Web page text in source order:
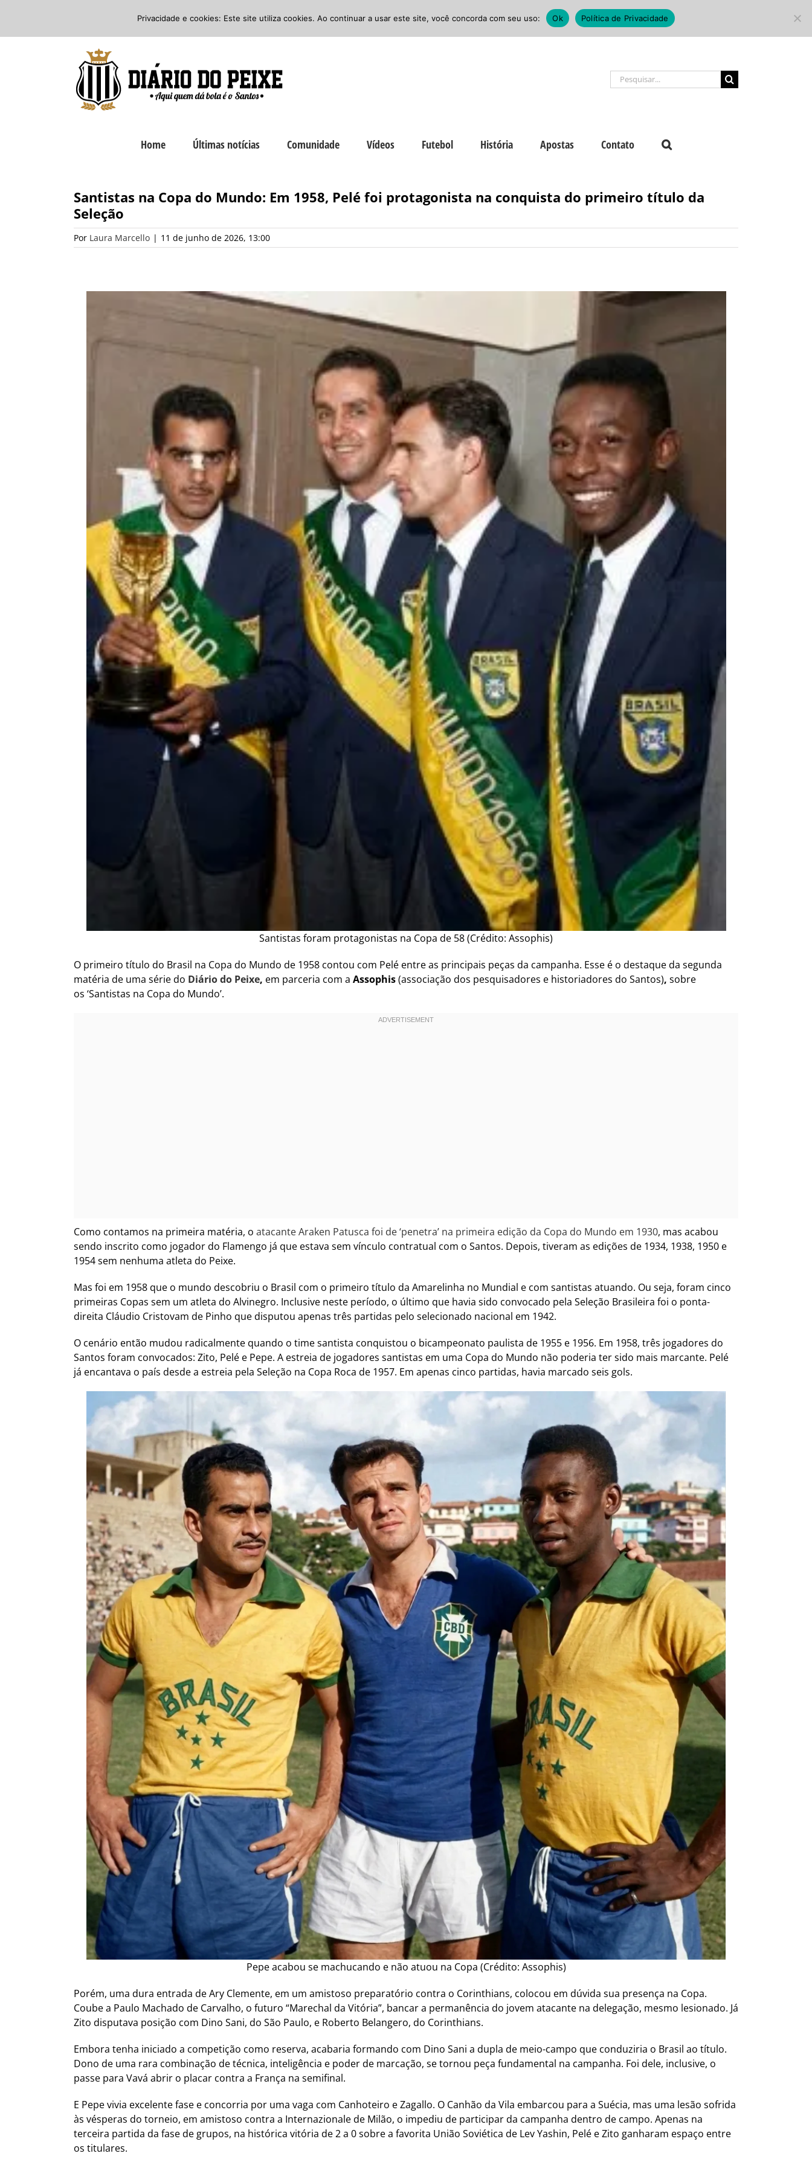
o
Facebook
Instagram
Buscar
resultados
Home Últimas notícias Comunidade Vídeos Futebol História Apostas Contato
Santistas na Copa do Mundo: Em 1958, Pelé foi protagonista na conquista do primeiro título da
Seleção
Por Laura Marcello | 11 de junho de 2026, 13:00
Santistas foram protagonistas na Copa de 58 (Crédito: Assophis)
O primeiro título do Brasil na Copa do Mundo de 1958 contou com Pelé entre as principais peças da campanha. Esse é o destaque da segunda
matéria de uma série do Diário do Peixe, em parceria com a Assophis(associação dos pesquisadores e historiadores do Santos), sobre
os ‘Santistas na Copa do Mundo’.
Como contamos na primeira matéria, o atacante Araken Patusca foi de ‘penetra’ na primeira edição da Copa do Mundo em 1930, mas acabou
sendo inscrito como jogador do Flamengo já que estava sem vínculo contratual com o Santos. Depois, tiveram as edições de 1934, 1938, 1950 e
1954 sem nenhuma atleta do Peixe.
Mas foi em 1958 que o mundo descobriu o Brasil com o primeiro título da Amarelinha no Mundial e com santistas atuando. Ou seja, foram cinco
primeiras Copas sem um atleta do Alvinegro. Inclusive neste período, o último que havia sido convocado pela Seleção Brasileira foi o ponta-
direita Cláudio Cristovam de Pinho que disputou apenas três partidas pelo selecionado nacional em 1942.
O cenário então mudou radicalmente quando o time santista conquistou o bicampeonato paulista de 1955 e 1956. Em 1958, três jogadores do
Santos foram convocados: Zito, Pelé e Pepe. A estreia de jogadores santistas em uma Copa do Mundo não poderia ter sido mais marcante. Pelé
já encantava o país desde a estreia pela Seleção na Copa Roca de 1957. Em apenas cinco partidas, havia marcado seis gols.
Pepe acabou se machucando e não atuou na Copa (Crédito: Assophis)
Porém, uma dura entrada de Ary Clemente, em um amistoso preparatório contra o Corinthians, colocou em dúvida sua presença na Copa.
Coube a Paulo Machado de Carvalho, o futuro “Marechal da Vitória”, bancar a permanência do jovem atacante na delegação, mesmo lesionado. Já
Zito disputava posição com Dino Sani, do São Paulo, e Roberto Belangero, do Corinthians.
Embora tenha iniciado a competição como reserva, acabaria formando com Dino Sani a dupla de meio-campo que conduziria o Brasil ao título.
Dono de uma rara combinação de técnica, inteligência e poder de marcação, se tornou peça fundamental na campanha. Foi dele, inclusive, o
passe para Vavá abrir o placar contra a França na semifinal.
E Pepe vivia excelente fase e concorria por uma vaga com Canhoteiro e Zagallo. O Canhão da Vila embarcou para a Suécia, mas uma lesão sofrida
às vésperas do torneio, em amistoso contra a Internazionale de Milão, o impediu de participar da campanha dentro de campo. Apenas na
terceira partida da fase de grupos, na histórica vitória de 2 a 0 sobre a favorita União Soviética de Lev Yashin, Pelé e Zito ganharam espaço entre
os titulares.
Privacidade e cookies: Este site utiliza cookies. Ao continuar a usar este site, você concorda com seu uso: Ok Política de Privacidade